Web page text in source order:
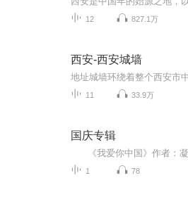
12 827.1万
西安-西安城墙
11 33.9万
国庆专辑
1 78